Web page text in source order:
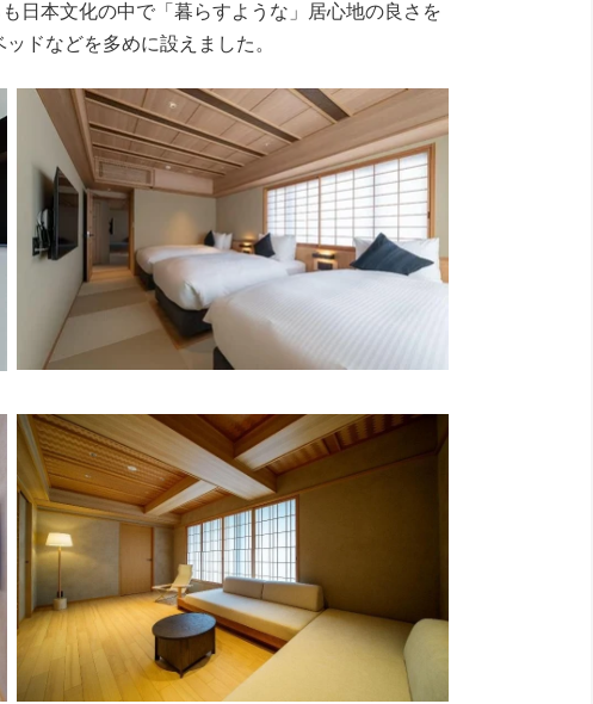
日本文化の中で「暮らすような」居心地の良さを
ドなどを多めに設えました。